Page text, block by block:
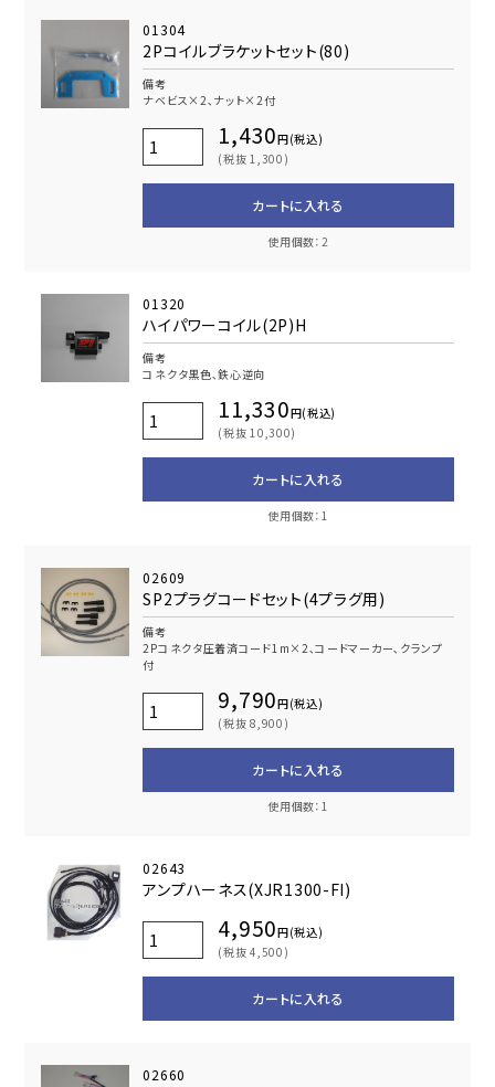
01304
2Pコイルブラケットセット(80)
備考
ナベビス×2､ナット×2付
1,430円(税込)
(税抜 1,300)
カートに入れる
使用個数：2
01320
ハイパワーコイル(2P)H
備考
コネクタ黒色､鉄心逆向
11,330円(税込)
(税抜 10,300)
カートに入れる
使用個数：1
02609
SP2プラグコードセット(4プラグ用)
備考
2Pコネクタ圧着済コード1m×2､コードマーカー､クランプ
付
9,790円(税込)
(税抜 8,900)
カートに入れる
使用個数：1
02643
アンプハーネス(XJR1300-FI)
4,950円(税込)
(税抜 4,500)
カートに入れる
02660